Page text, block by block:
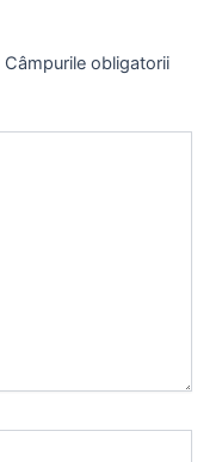
Câmpurile obligatorii